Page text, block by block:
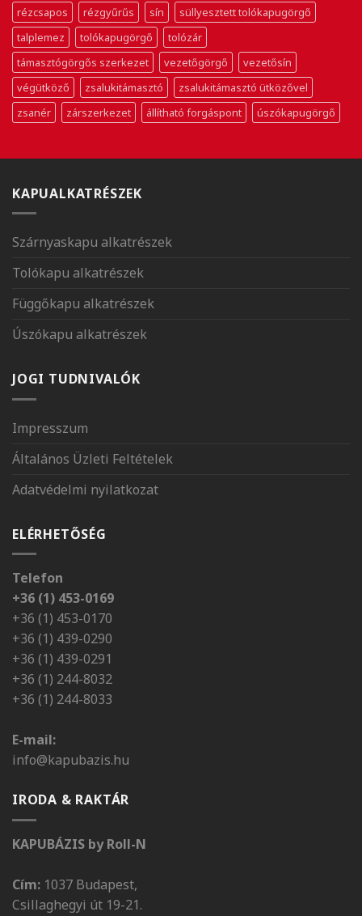
rézcsapos
rézgyűrűs sín
süllyesztett tolókapugörgő
talplemez
tolókapugörgő
tolózár
támasztógörgős szerkezet
vezetőgörgő
vezetősín
végütköző
zsalukitámasztó
zsalukitámasztó ütközővel
zsanér
zárszerkezet állítható forgáspont úszókapugörgő
KAPUALKATRÉSZEK
Szárnyaskapu alkatrészek
Tolókapu alkatrészek
Függőkapu alkatrészek
Úszókapu alkatrészek
JOGI TUDNIVALÓK
Impresszum
Általános Üzleti Feltételek
Adatvédelmi nyilatkozat
ELÉRHETŐSÉG
Telefon
+36 (1) 453-0169
+36 (1) 453-0170
+36 (1) 439-0290
+36 (1) 439-0291
+36 (1) 244-8032
+36 (1) 244-8033
E-mail:
info@kapubazis.hu
IRODA & RAKTÁR
KAPUBÁZIS by Roll-N
Cím: 1037 Budapest,
Csillaghegyi út 19-21.